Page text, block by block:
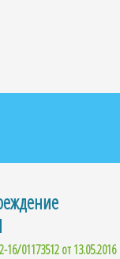
16/01173512 от 13.05.2016